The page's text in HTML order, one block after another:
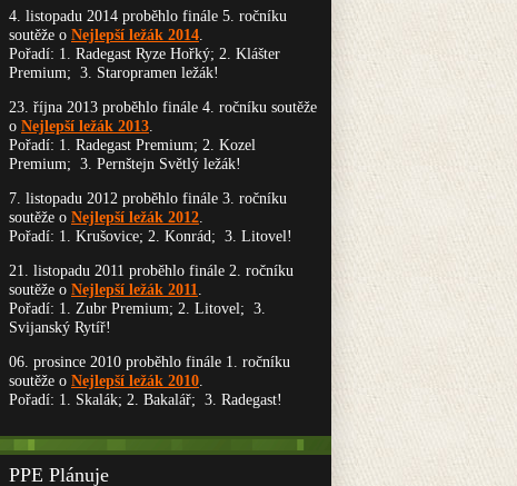
4. listopadu 2014 proběhlo finále 5. ročníku
soutěže o Nejlepší ležák 2014.
Pořadí: 1. Radegast Ryze Hořký; 2. Klášter
Premium; 3. Staropramen ležák!
23. října 2013 proběhlo finále 4. ročníku soutěže
o Nejlepší ležák 2013.
Pořadí: 1. Radegast Premium; 2. Kozel
Premium; 3. Pernštejn Světlý ležák!
7. listopadu 2012 proběhlo finále 3. ročníku
soutěže o Nejlepší ležák 2012.
Pořadí: 1. Krušovice; 2. Konrád; 3. Litovel!
21. listopadu 2011 proběhlo finále 2. ročníku
soutěže o Nejlepší ležák 2011.
Pořadí: 1. Zubr Premium; 2. Litovel; 3.
Svijanský Rytíř!
06. prosince 2010 proběhlo finále 1. ročníku
soutěže o Nejlepší ležák 2010.
Pořadí: 1. Skalák; 2. Bakalář; 3. Radegast!
PPE Plánuje